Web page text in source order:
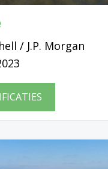
/ J.P. Morgan